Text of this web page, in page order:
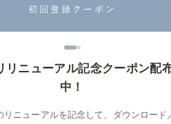
使った
介してきましたが、
リニューアル記念クーポン配
中！
リニューアルを記念して、ダウンロード